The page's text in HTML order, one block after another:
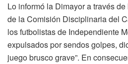
Lo informó la Dimayor a través
de la Comisión Disciplinaria del
los futbolistas de Independiente
expulsados por sendos golpes,
juego brusco grave”. En